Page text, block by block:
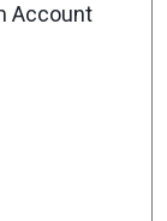
Account